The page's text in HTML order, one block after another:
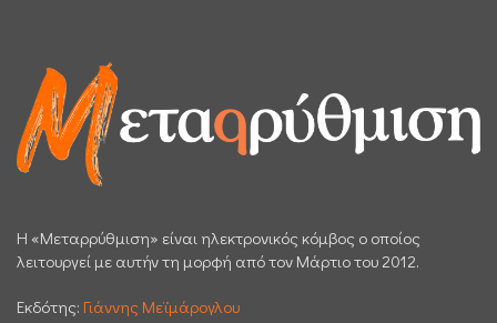
H «Μεταρρύθμιση» είναι ηλεκτρονικός κόμβος ο οποίος
λειτουργεί με αυτήν τη μορφή από τον Μάρτιο του 2012.
Εκδότης: Γιάννης Μεϊμάρογλου